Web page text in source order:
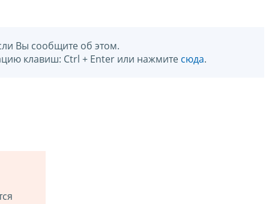
Вы сообщите об этом.
клавиш: Ctrl + Enter или нажмите сюда.